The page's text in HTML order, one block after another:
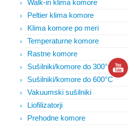
Walk-in klima komore
Peltier klima komore
Klima komore po meri
Temperaturne komore
Rastne komore
Sušilniki/komore do 300°C
Sušilniki/komore do 600°C
Vakuumski sušilniki
Liofilizatorji
Prehodne komore